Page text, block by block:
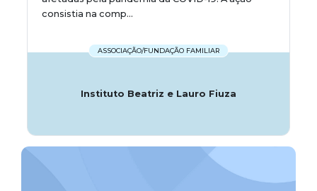
consistia na comp...
ASSOCIAÇÃO/FUNDAÇÃO FAMILIAR
Instituto Beatriz e Lauro Fiuza